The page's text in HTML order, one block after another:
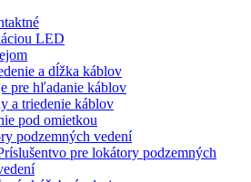
LED
a dĺžka káblov
pre hľadanie káblov
a triedenie káblov
pod omietkou
podzemných vedení
pre lokátory podzemných